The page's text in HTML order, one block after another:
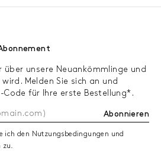
über unsere Neuankömmlinge und
Melden Sie sich an und
Code für Ihre erste Bestellung*.
Abonnieren
ich den Nutzungsbedingungen und
zu.